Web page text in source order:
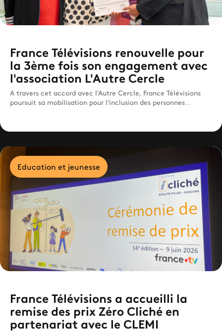
France Télévisions renouvelle pour
la 3ème fois son engagement avec
l'association L'Autre Cercle
A travers cet accord avec l'Autre Cercle, France Télévisions
poursuit sa mobilisation pour l'inclusion des personnes
Education et jeunesse
France Télévisions a accueilli la
remise des prix Zéro Cliché en
partenariat avec le CLEMI